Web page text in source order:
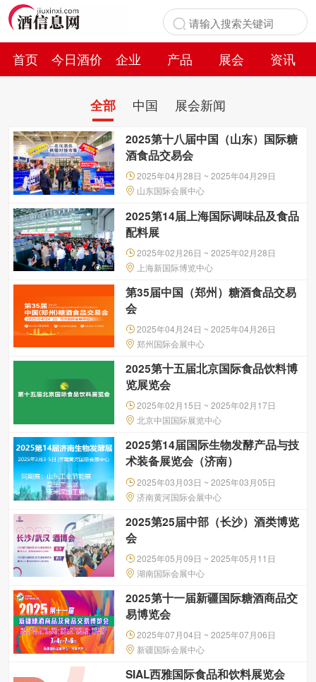
首页 今日酒价 企业 产品 展会
资讯
全部 中国 展会新闻
2025第十八届中国（山东）国际糖
酒食品交易会
2025年04月28日 ~ 2025年04月29日
山东国际会展中心
2025第14届上海国际调味品及食品
配料展
2025年02月26日 ~ 2025年02月28日
上海新国际博览中心
第35届中国（郑州）糖酒食品交易
会
2025年04月24日 ~ 2025年04月26日
郑州国际会展中心
2025第十五届北京国际食品饮料博
览展览会
2025年02月15日 ~ 2025年02月17日
北京中国国际展览中心
2025第14届国际生物发酵产品与技
术装备展览会（济南）
2025年03月03日 ~ 2025年03月05日
济南黄河国际会展中心
2025第25届中部（长沙）酒类博览
会
2025年05月09日 ~ 2025年05月11日
湖南国际会展中心
2025第十一届新疆国际糖酒商品交
易博览会
2025年07月04日 ~ 2025年07月06日
新疆国际会展中心
SIAL西雅国际食品和饮料展览会